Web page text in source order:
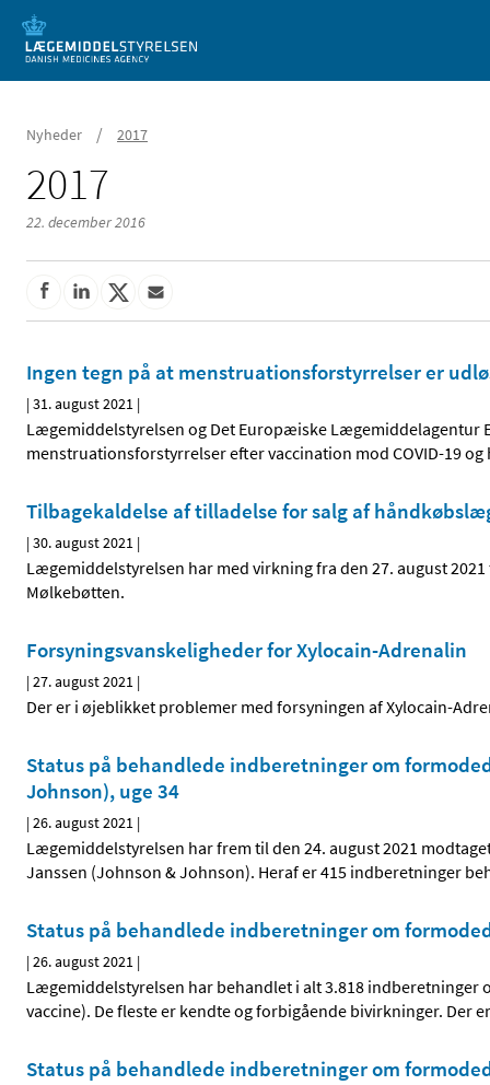
Mobil visning
Nyheder / 2017
2017
22. december 2016
Ingen tegn på at menstruationsforstyrrelser er
|31. august 2021 |
Lægemiddelstyrelsen og Det Europæiske Lægemiddelagentur
menstruationsforstyrrelser efter vaccination mod COVID-19
Tilbagekaldelse af tilladelse for salg af
|30. august 2021 |
Lægemiddelstyrelsen har med virkning fra den 27. august
Mølkebøtten.
Forsyningsvanskeligheder for Xylocain-Adrenalin
|27. august 2021 |
Der er i øjeblikket problemer med forsyningen af Xylocain-
Status på behandlede indberetninger om
Johnson), uge 34
|26. august 2021 |
Lægemiddelstyrelsen har frem til den 24. august 2021
Janssen (Johnson & Johnson). Heraf er 415 indberetninger
Status på behandlede indberetninger om
|26. august 2021 |
Lægemiddelstyrelsen har behandlet i alt 3.818 indberetninger
vaccine). De fleste er kendte og forbigående bivirkninger.
Status på behandlede indberetninger om